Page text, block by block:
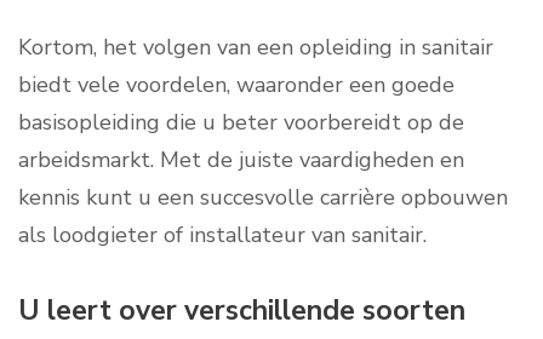
Kortom, het volgen van een opleiding in sanitair
biedt vele voordelen, waaronder een goede
basisopleiding die u beter voorbereidt op de
arbeidsmarkt. Met de juiste vaardigheden en
kennis kunt u een succesvolle carrière opbouwen
als loodgieter of installateur van sanitair.
U leert over verschillende soorten